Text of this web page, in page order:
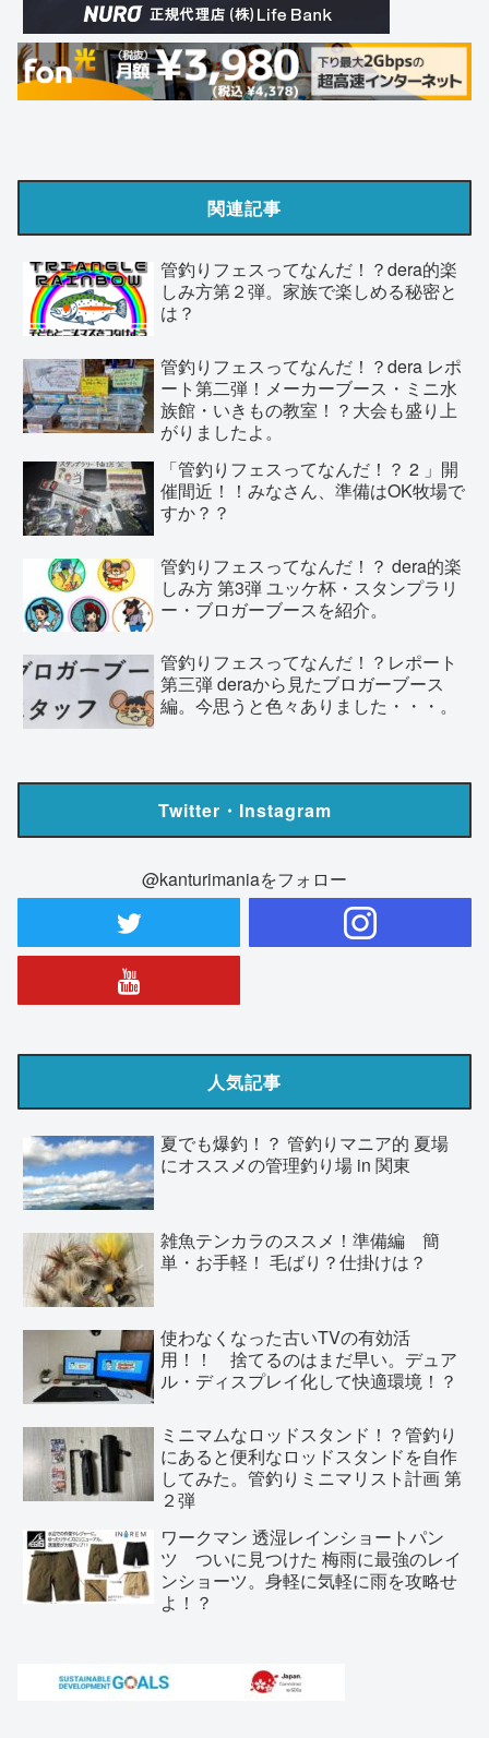
関連記事
管釣りフェスってなんだ！？dera的楽
しみ方第２弾。家族で楽しめる秘密と
は？
管釣りフェスってなんだ！？dera レポ
ート第二弾！メーカーブース・ミニ水
族館・いきもの教室！？大会も盛り上
がりましたよ。
「管釣りフェスってなんだ！？ 2 」開
催間近！！みなさん、準備はOK牧場で
すか？？
管釣りフェスってなんだ！？ dera的楽
しみ方 第3弾 ユッケ杯・スタンプラリ
ー・ブロガーブースを紹介。
管釣りフェスってなんだ！？レポート
第三弾 deraから見たブロガーブース
編。今思うと色々ありました・・・。
Twitter・Instagram
@kanturimaniaをフォロー
人気記事
夏でも爆釣！？ 管釣りマニア的 夏場
にオススメの管理釣り場 in 関東
雑魚テンカラのススメ！準備編 簡
単・お手軽！ 毛ばり？仕掛けは？
使わなくなった古いTVの有効活
用！！ 捨てるのはまだ早い。デュア
ル・ディスプレイ化して快適環境！？
ミニマムなロッドスタンド！？管釣り
にあると便利なロッドスタンドを自作
してみた。管釣りミニマリスト計画 第
２弾
ワークマン 透湿レインショートパン
ツ ついに見つけた 梅雨に最強のレイ
ンショーツ。身軽に気軽に雨を攻略せ
よ！？